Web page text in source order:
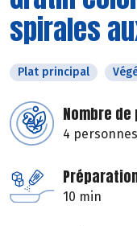
spirales
Plat principal
Nombre
4 personnes
10 min